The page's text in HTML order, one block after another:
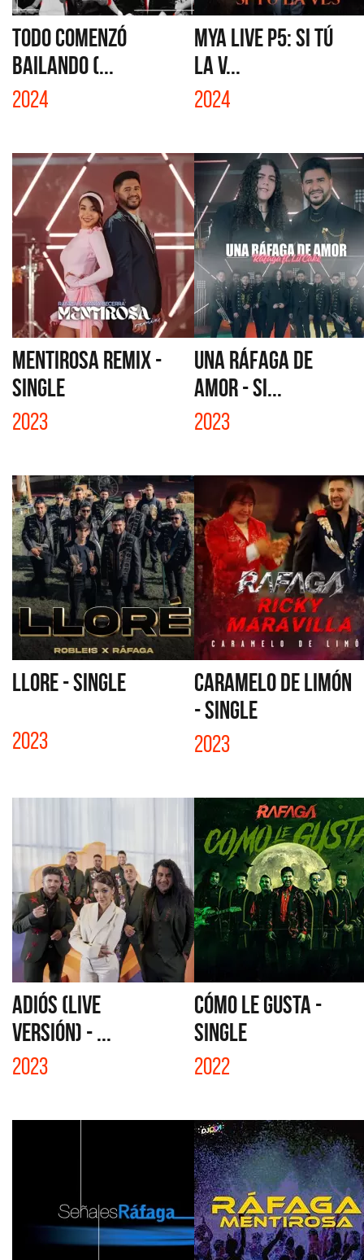
TODO COMENZÓ
BAILANDO (...
2024
MYA LIVE P5: SI TÚ
LA V...
2024
MENTIROSA REMIX -
SINGLE
2023
UNA RÁFAGA DE
AMOR - SI...
2023
LLORE - SINGLE
2023
CARAMELO DE LIMÓN
- SINGLE
2023
ADIÓS (LIVE
VERSIÓN) - ...
2023
CÓMO LE GUSTA -
SINGLE
2022